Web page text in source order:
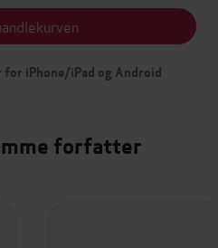
for iPhone/iPad og Android
forfatter